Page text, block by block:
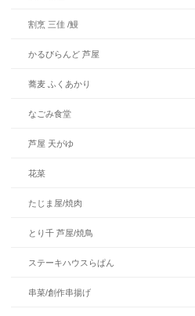
割烹 三佳 /鰻
かるびらんど 芦屋
蕎麦 ふくあかり
なごみ食堂
芦屋 天がゆ
花菜
たじま屋/焼肉
とり千 芦屋/焼鳥
ステーキハウスらぱん
串菜/創作串揚げ